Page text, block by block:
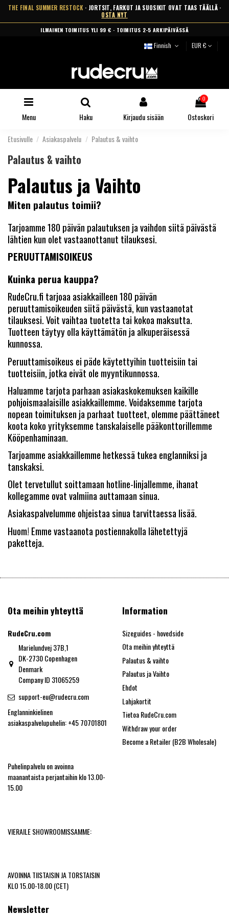
THE FINAL SUMMER RESTOCK · JORTSIT, FARKUT JA SUOSIKIT OVAT TAAS TÄÄLLÄ ·
OSTA NYT
ILMAINEN TOIMITUS YLI 99 € · TOIMITUS 2-5 ARKIPÄIVÄSSÄ
Finnish EUR €
Menu Haku Kirjaudu sisään
0
Ostoskori
Etusivulle Asiakaspalvelu Palautus & vaihto
Palautus & vaihto
Palautus ja Vaihto
Miten palautus toimii?
Tarjoamme 180 päivän palautuksen ja vaihdon siitä päivästä
lähtien kun olet vastaanottanut tilauksesi.
PERUUTTAMISOIKEUS
Kuinka perua kauppa?
RudeCru.fi tarjoaa asiakkailleen 180 päivän
peruuttamisoikeuden siitä päivästä, kun vastaanotat
tilauksesi. Voit vaihtaa tuotetta tai kokoa maksutta.
Tuotteen täytyy olla käyttämätön ja alkuperäisessä
kunnossa.
Peruuttamisoikeus ei päde käytettyihin tuotteisiin tai
tuotteisiin, jotka eivät ole myyntikunnossa.
Haluamme tarjota parhaan asiakaskokemuksen kaikille
pohjoismaalaisille asiakkaillemme. Voidaksemme tarjota
nopean toimituksen ja parhaat tuotteet, olemme päättäneet
koota koko yrityksemme tanskalaiselle pääkonttorillemme
Kööpenhaminaan.
Tarjoamme asiakkaillemme hetkessä tukea englanniksi ja
tanskaksi.
Olet tervetullut soittamaan hotline-linjallemme, ihanat
kollegamme ovat valmiina auttamaan sinua.
Asiakaspalvelumme ohjeistaa sinua tarvittaessa lisää.
Huom! Emme vastaanota postiennakolla lähetettyjä
paketteja.
Ota meihin yhteyttä
RudeCru.com
Marielundvej 37B,1
DK-2730 Copenhagen
Denmark
Company ID 31065259
support-eu@rudecru.com
Englanninkielinen
asiakaspalvelupuhelin: +45 70701801
Puhelinpalvelu on avoinna
maanantaista perjantaihin klo 13.00-
15.00
VIERAILE SHOWROOMISSAMME:
AVOINNA TIISTAISIN JA TORSTAISIN
KLO 15.00-18.00 (CET)
Information
Sizeguides - hovedside
Ota meihin yhteyttä
Palautus & vaihto
Palautus ja Vaihto
Ehdot
Lahjakortit
Tietoa RudeCru.com
Withdraw your order
Become a Retailer (B2B Wholesale)
Newsletter